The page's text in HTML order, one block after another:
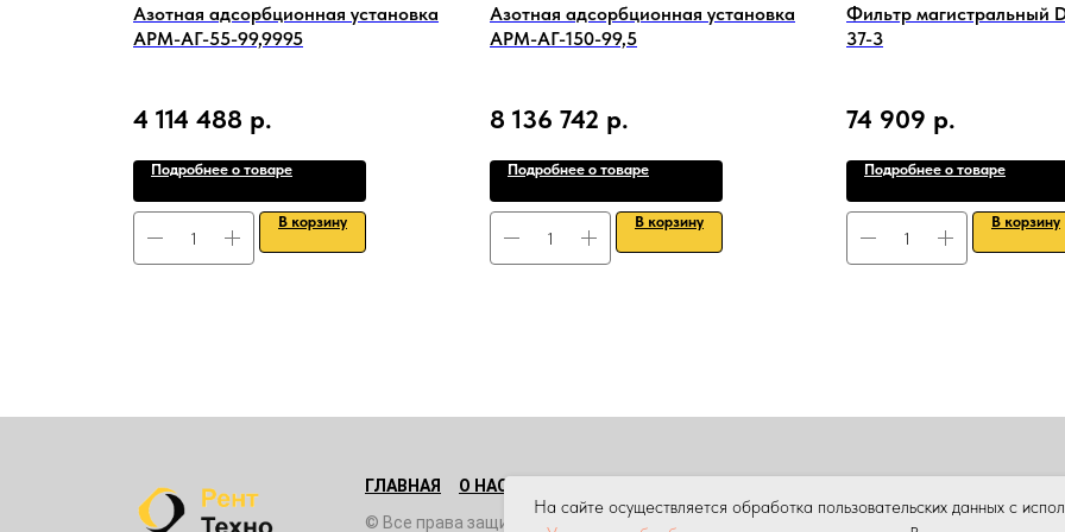
Азотная адсорбционная установка
АРМ-АГ-55-99,9995
4 114 488 р.
Подробнее о товаре
В корзину
Азотная адсорбционная установка
АРМ-АГ-150-99,5
8 136 742 р.
Подробнее о товаре
В корзину
Фильтр магистральный
37-3
74 909 р.
Подробнее о товаре
В корзину
ГЛАВНАЯ О НАС
© Все права защищены. Копирование материалов данного сайта без разрешения
На сайте осуществляется обработка пользовательских данных с